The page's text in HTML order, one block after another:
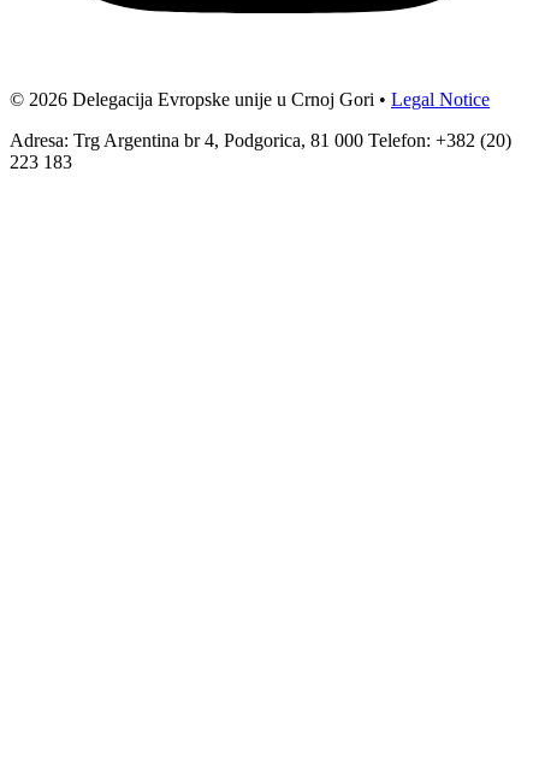
© 2026 Delegacija Evropske unije u Crnoj Gori • Legal Notice
Adresa: Trg Argentina br 4, Podgorica, 81 000 Telefon: +382 (20)
223 183